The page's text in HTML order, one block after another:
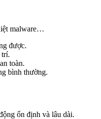
malware…
được.
trí.
toàn.
bình thường.
ổn định và lâu dài.